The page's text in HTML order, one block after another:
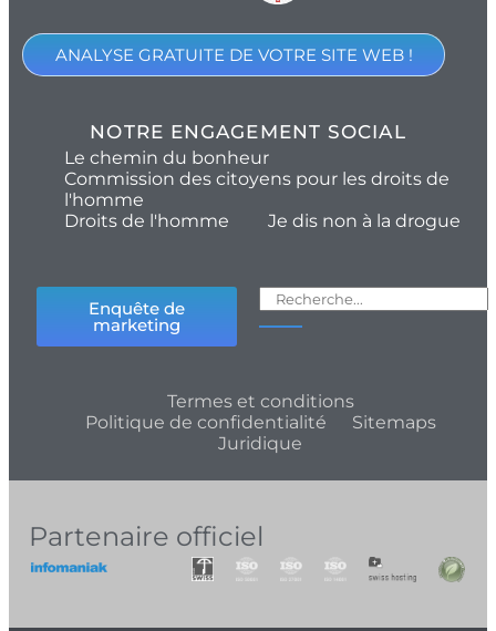
ANALYSE GRATUITE DE VOTRE SITE WEB !
NOTRE ENGAGEMENT SOCIAL
Le chemin du bonheur
Commission des citoyens pour les droits de
l'homme
Droits de l'homme
Je dis non à la drogue
Enquête de
marketing
Termes et conditions
Politique de confidentialité
Sitemaps
Juridique
Partenaire officiel